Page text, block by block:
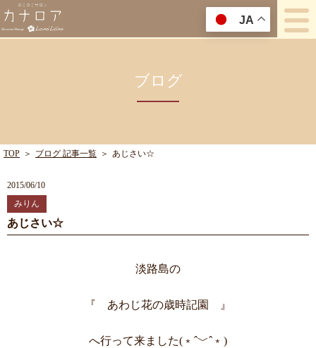
ブログ
TOP ＞ ブログ 記事一覧 ＞ あじさい☆
2015/06/10
みりん
あじさい☆
淡路島の
『 あわじ花の歳時記園 』
へ行って来ました(﹡ˆ﹀ˆ﹡)
JA